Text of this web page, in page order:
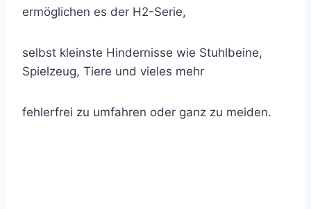
ermöglichen es der H2-Serie,
selbst kleinste Hindernisse wie Stuhlbeine,
Spielzeug, Tiere und vieles mehr
fehlerfrei zu umfahren oder ganz zu meiden.